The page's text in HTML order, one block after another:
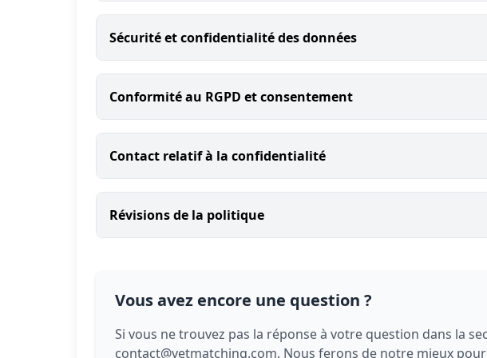
Sécurité et confidentialité des données
Conformité au RGPD et consentement
Contact relatif à la confidentialité
Révisions de la politique
Vous avez encore une question ?
Si vous ne trouvez pas la réponse à votre question dans la
contact@vetmatching.com. Nous ferons de notre mieux